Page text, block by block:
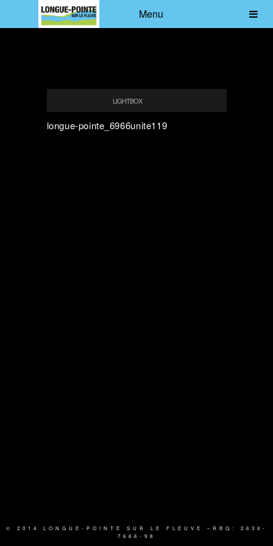
Menu
LIGHTBOX
longue-pointe_6966unite119
© 2014 LONGUE-POINTE SUR LE FLEUVE –RBQ: 2634-
7666-98